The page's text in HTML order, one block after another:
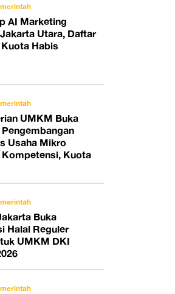
AI Marketing
Utara, Daftar
Habis
UMKM Buka
Usaha Mikro
Kuota
Buka
Halal Reguler
UMKM DKI